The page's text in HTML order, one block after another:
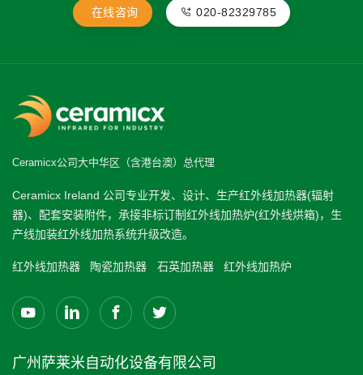
在线咨询 020-82329785
Ceramicx公司大中华区（含港台澳）总代理
Ceramicx Ireland 公司专业开发、设计、生产红外线加热器(辐射
器)、配套安装附件，承接非标订制红外线加热炉(红外线烘箱)，生
产线加装红外线加热系统升级改造。
红外线加热器 陶瓷加热器 石英加热器 红外线加热炉
广州萨莱米自动化设备有限公司